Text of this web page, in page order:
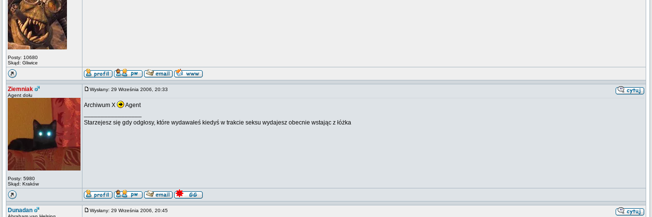
Posty: 10680
Skąd: Gliwice
Ziemniak
Agent dołu
Posty: 5980
Skąd: Kraków
Wysłany: 29 Września 2006, 20:33
Archiwum X
Agent
Starzejesz się gdy odgłosy, które wydawałeś kiedyś w trakcie seksu wydajesz obecnie wstając z łóżka
Dunadan Wysłany: 29 Września 2006, 20:45